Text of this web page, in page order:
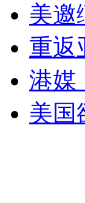
安徽一实载
走！跟着总
美邀
重返
港媒
美国